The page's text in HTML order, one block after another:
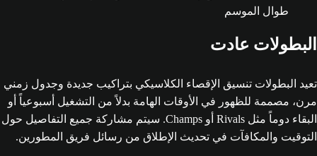
طوال الموسم
البطولات عادت
تعيد البطولات تنسيق الإقصاء الكلاسيكي بتراكيب جديدة وجدول زمني
مرن، مصممة للظهور في الأوقات الهامة بدلاً من التشغيل أسبوعياً أو
البقاء دوماً مثل Rivals أو Champs. سيتم مشاركة جميع التفاصيل حول
التوقيت والمكافآت في تحديث الإطلاق من رسائل فريق المطورين.